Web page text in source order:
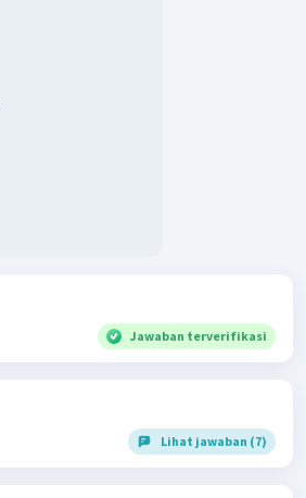
Jawaban terverifikasi
Lihat jawaban (7)